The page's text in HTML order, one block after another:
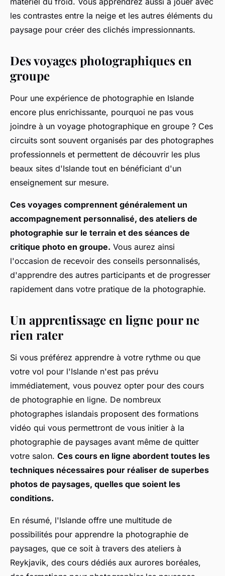
les contrastes entre la neige et les autres éléments du
paysage pour créer des clichés impressionnants.
Des voyages photographiques en
groupe
Pour une expérience de photographie en Islande
encore plus enrichissante, pourquoi ne pas vous
joindre à un voyage photographique en groupe ? Ces
circuits sont souvent organisés par des photographes
professionnels et permettent de découvrir les plus
beaux sites d'Islande tout en bénéficiant d'un
enseignement sur mesure.
Ces voyages comprennent généralement un
accompagnement personnalisé, des ateliers de
photographie sur le terrain et des séances de
critique photo en groupe. Vous aurez ainsi
l'occasion de recevoir des conseils personnalisés,
d'apprendre des autres participants et de progresser
rapidement dans votre pratique de la photographie.
Un apprentissage en ligne pour ne
rien rater
Si vous préférez apprendre à votre rythme ou que
votre vol pour l'Islande n'est pas prévu
immédiatement, vous pouvez opter pour des cours
de photographie en ligne. De nombreux
photographes islandais proposent des formations
vidéo qui vous permettront de vous initier à la
photographie de paysages avant même de quitter
votre salon. Ces cours en ligne abordent toutes les
techniques nécessaires pour réaliser de superbes
photos de paysages, quelles que soient les
conditions.
En résumé, l'Islande offre une multitude de
possibilités pour apprendre la photographie de
paysages, que ce soit à travers des ateliers à
Reykjavik, des cours dédiés aux aurores boréales,